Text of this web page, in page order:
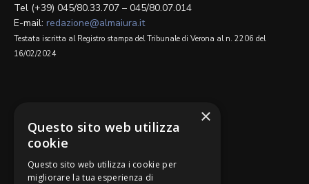
Tel (+39) 045/80.33.707 – 045/80.07.014
E-mail: redazione@almaiura.it
Testata iscritta al Registro stampa del Tribunale di Verona al n. 2206 del
16/02/2024
×
Questo sito web utilizza
cookie
Questo sito web utilizza i cookie per
migliorare la tua esperienza di